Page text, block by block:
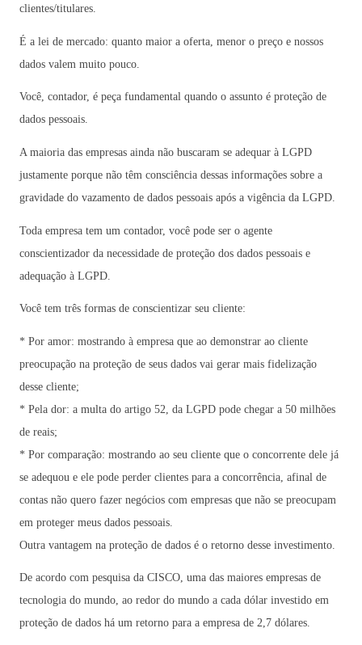
clientes/titulares.
É a lei de mercado: quanto maior a oferta, menor o preço e nossos
dados valem muito pouco.
Você, contador, é peça fundamental quando o assunto é proteção de
dados pessoais.
A maioria das empresas ainda não buscaram se adequar à LGPD
justamente porque não têm consciência dessas informações sobre a
gravidade do vazamento de dados pessoais após a vigência da LGPD.
Toda empresa tem um contador, você pode ser o agente
conscientizador da necessidade de proteção dos dados pessoais e
adequação à LGPD.
Você tem três formas de conscientizar seu cliente:
* Por amor: mostrando à empresa que ao demonstrar ao cliente
preocupação na proteção de seus dados vai gerar mais fidelização
desse cliente;
* Pela dor: a multa do artigo 52, da LGPD pode chegar a 50 milhões
de reais;
* Por comparação: mostrando ao seu cliente que o concorrente dele já
se adequou e ele pode perder clientes para a concorrência, afinal de
contas não quero fazer negócios com empresas que não se preocupam
em proteger meus dados pessoais.
Outra vantagem na proteção de dados é o retorno desse investimento.
De acordo com pesquisa da CISCO, uma das maiores empresas de
tecnologia do mundo, ao redor do mundo a cada dólar investido em
proteção de dados há um retorno para a empresa de 2,7 dólares.